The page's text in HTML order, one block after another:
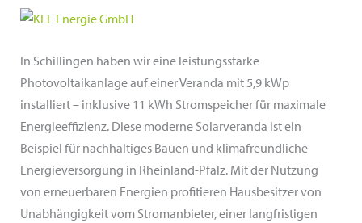
Hermeskeil,
Pfalz
In Schillingen haben wir eine leistungsstarke
Photovoltaikanlage auf einer Veranda mit 5,9 kWp
installiert – inklusive 11 kWh Stromspeicher für maximale
Energieeffizienz. Diese moderne Solarveranda ist ein
Beispiel für nachhaltiges Bauen und klimafreundliche
Energieversorgung in Rheinland-Pfalz. Mit der Nutzung
von erneuerbaren Energien profitieren Hausbesitzer von
Unabhängigkeit vom Stromanbieter, einer langfristigen